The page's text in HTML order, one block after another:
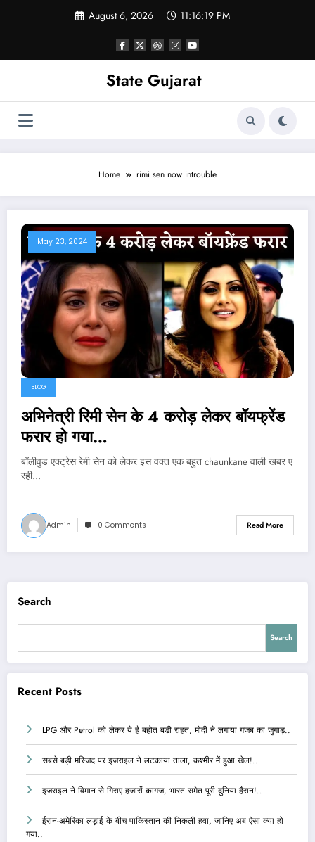
August 6, 2026 11:16:19 PM
State Gujarat
Home rimi sen now introuble
May 23, 2024
BLOG
अभिनेत्री रिमी सेन के 4 करोड़ लेकर बॉयफ्रेंड
फरार हो गया…
बॉलीवुड एक्ट्रेस रेमी सेन को लेकर इस वक्त एक बहुत chaunkane वाली खबर ए
रही…
Admin 0 Comments Read More
Search
Search
Recent Posts
LPG और Petrol को लेकर ये है बहोत बड़ी राहत, मोदी ने लगाया गजब का जुगाड़..
सबसे बड़ी मस्जिद पर इजराइल ने लटकाया ताला, कश्मीर में हुआ खेल!..
इजराइल ने विमान से गिराए हजारों कागज, भारत समेत पूरी दुनिया हैरान!..
ईरान-अमेरिका लड़ाई के बीच पाकिस्तान की निकली हवा, जानिए अब ऐसा क्या हो
गया..